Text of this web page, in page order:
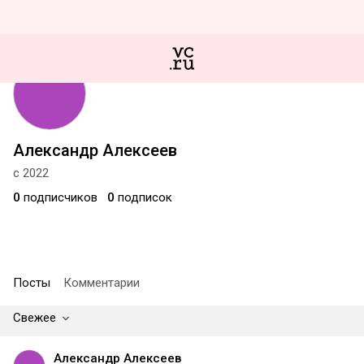
Александр Алексеев
с 2022
0 подписчиков 0 подписок
Посты Комментарии
Свежее
Александр Алексеев